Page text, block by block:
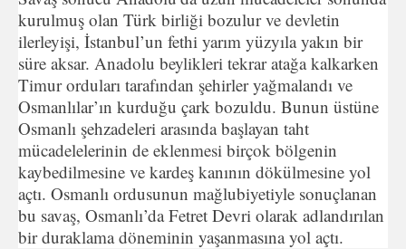
kurulmuş olan Türk birliği bozulur ve devletin
ilerleyişi, İstanbul’un fethi yarım yüzyıla yakın bir
süre aksar. Anadolu beylikleri tekrar atağa kalkarken
Timur orduları tarafından şehirler yağmalandı ve
Osmanlılar’ın kurduğu çark bozuldu. Bunun üstüne
Osmanlı şehzadeleri arasında başlayan taht
mücadelelerinin de eklenmesi birçok bölgenin
kaybedilmesine ve kardeş kanının dökülmesine yol
açtı. Osmanlı ordusunun mağlubiyetiyle sonuçlanan
bu savaş, Osmanlı’da Fetret Devri olarak adlandırılan
bir duraklama döneminin yaşanmasına yol açtı.